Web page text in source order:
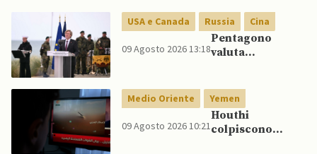
USA e Canada Russia Cina
09 Agosto 2026 13:18
Pentagono
valuta
nucleare per
scoraggiare
Cina e Russia
senza innescare
Medio Oriente Yemen
09 Agosto 2026 10:21
Houthi
colpiscono